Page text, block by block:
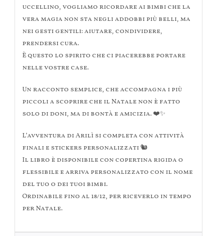
uccellino, vogliamo ricordare ai bimbi che la
vera magia non sta negli addobbi più belli, ma
nei gesti gentili: aiutare, condividere,
prendersi cura.
È questo lo spirito che ci piacerebbe portare
nelle vostre case.
Un racconto semplice, che accompagna i più
piccoli a scoprire che il Natale non è fatto
solo di doni, ma di bontà e amicizia. ❤️✨
L’avventura di Arilì si completa con attività
finali e stickers personalizzati 🐿️
Il libro è disponibile con copertina rigida o
flessibile e arriva personalizzato con il nome
del tuo o dei tuoi bimbi.
Ordinabile fino al 18/12, per riceverlo in tempo
per Natale.